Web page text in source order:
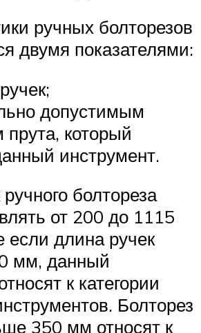
ручных болторезов
двумя показателями:
допустимым
прута, который
инструмент.
болтореза
от 200 до 1115
если длина ручек
мм, данный
к категории
Болторез
350 мм относят к